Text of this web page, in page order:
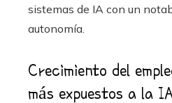
sistemas de IA con un
autonomía.
Crecimiento del
más expuestos a la